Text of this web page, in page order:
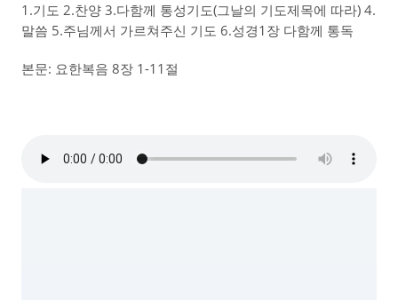
1.기도 2.찬양 3.다함께 통성기도(그날의 기도제목에 따라) 4.
말씀 5.주님께서 가르쳐주신 기도 6.성경1장 다함께 통독
본문: 요한복음 8장 1-11절